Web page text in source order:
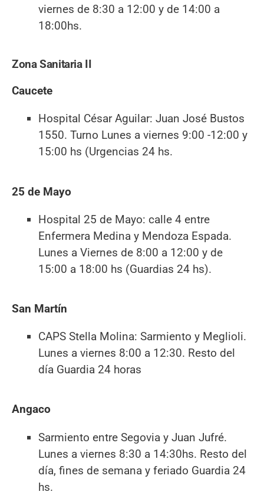
viernes de 8:30 a 12:00 y de 14:00 a
18:00hs.
Zona Sanitaria II
Caucete
Hospital César Aguilar: Juan José Bustos
1550. Turno Lunes a viernes 9:00 -12:00 y
15:00 hs (Urgencias 24 hs.
25 de Mayo
Hospital 25 de Mayo: calle 4 entre
Enfermera Medina y Mendoza Espada.
Lunes a Viernes de 8:00 a 12:00 y de
15:00 a 18:00 hs (Guardias 24 hs).
San Martín
CAPS Stella Molina: Sarmiento y Meglioli.
Lunes a viernes 8:00 a 12:30. Resto del
día Guardia 24 horas
Angaco
Sarmiento entre Segovia y Juan Jufré.
Lunes a viernes 8:30 a 14:30hs. Resto del
día, fines de semana y feriado Guardia 24
hs.